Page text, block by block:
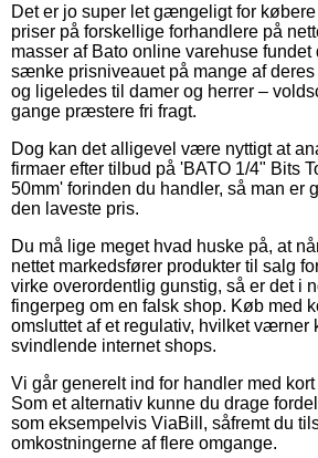
Det er jo super let gængeligt for
priser på forskellige forhandlere på
masser af Bato online varehuse
sænke prisniveauet på mange af
og ligeledes til damer og herrer –
gange præstere fri fragt.
Dog kan det alligevel være nyttigt at
firmaer efter tilbud på 'BATO 1/4" Bits
50mm' forinden du handler, så man er
den laveste pris.
Du må lige meget hvad huske på, at
nettet markedsfører produkter til salg
virke overordentlig gunstig, så er det i
fingerpeg om en falsk shop. Køb med
omsluttet af et regulativ, hvilket værner
svindlende internet shops.
Vi går generelt ind for handler med
Som et alternativ kunne du drage
som eksempelvis ViaBill, såfremt du
omkostningerne af flere omgange.